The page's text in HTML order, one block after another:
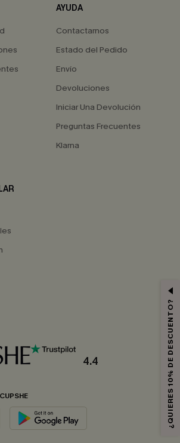
AYUDA
Contactarnos
Estado del Pedido
Envío
Devoluciones
Iniciar Una Devolución
Preguntas Frecuentes
Klarna
4.4 ¿QUIERES 10% DE DESCUENTO?